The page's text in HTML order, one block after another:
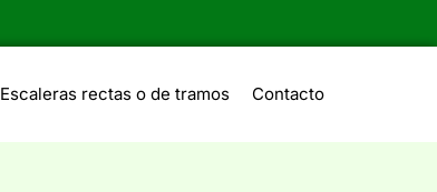
Escaleras rectas o de tramos Contacto